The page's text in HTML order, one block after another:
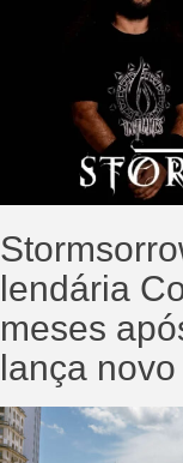
lendária
meses
lança